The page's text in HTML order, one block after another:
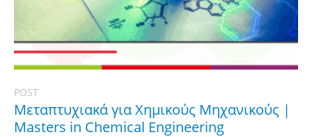
POST
Μεταπτυχιακά για Χημικούς Μηχανικούς |
Masters in Chemical Engineering